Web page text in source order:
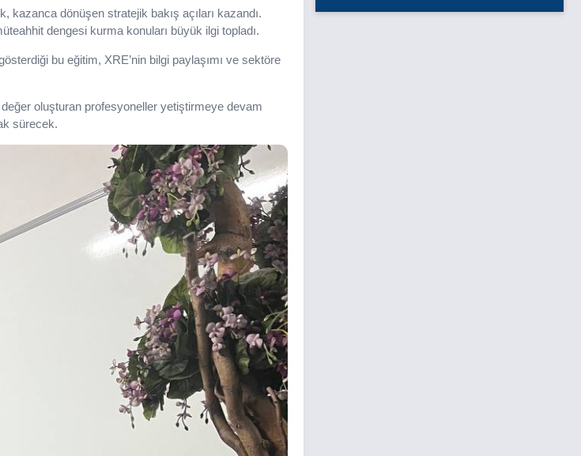
kazanca dönüşen stratejik bakış açıları kazandı.
dengesi kurma konuları büyük ilgi topladı.
bu eğitim, XRE’nin bilgi paylaşımı ve sektöre
oluşturan profesyoneller yetiştirmeye devam
sürecek.